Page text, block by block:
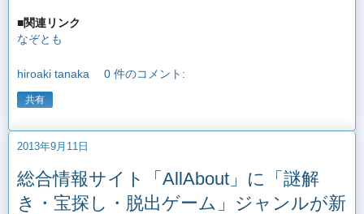
■関連リンク
なぞとも
hiroaki tanaka 0 件のコメント:
共有
2013年9月11日
総合情報サイト「AllAbout」に「謎解
き・宝探し・脱出ゲーム」ジャンルが新